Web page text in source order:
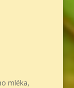
mléka,